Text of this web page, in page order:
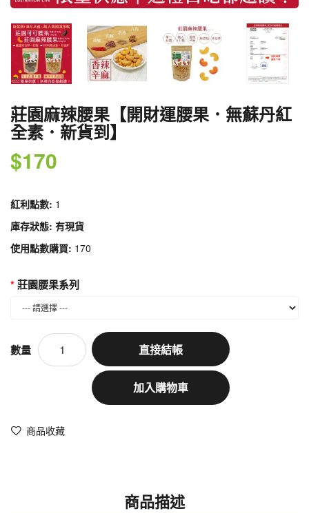
莊園麻辣腰果【開財運腰果．無蘇丹紅
全素．新貨到】
$170
紅利點數: 1
庫存狀態: 有現貨
使用點數購買: 170
莊園腰果系列
數量 直接結帳
加入購物車
商品收藏
商品描述